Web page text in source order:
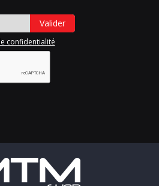
Valider
confidentialité